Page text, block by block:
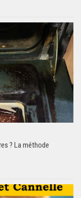
? La méthode